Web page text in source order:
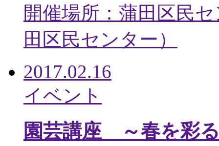
開催場所：蒲田区民
田区民センター ）
2017.02.16
イベント
園芸講座 ～春を彩